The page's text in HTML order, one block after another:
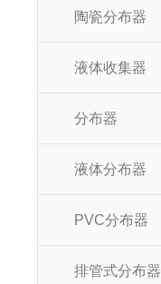
陶瓷分布器
液体收集器
分布器
液体分布器
PVC分布器
排管式分布器